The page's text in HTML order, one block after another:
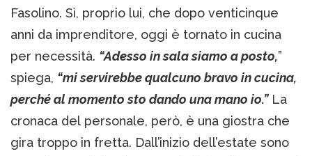
Fasolino. Sì, proprio lui, che dopo venticinque
anni da imprenditore, oggi è tornato in cucina
per necessità. “Adesso in sala siamo a posto,”
spiega, “mi servirebbe qualcuno bravo in cucina,
perché al momento sto dando una mano io.”La
cronaca del personale, però, è una giostra che
gira troppo in fretta. Dall’inizio dell’estate sono